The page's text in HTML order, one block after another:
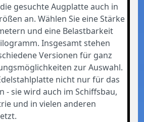
gesuchte Augplatte auch in
an. Wählen Sie eine Stärke
und eine Belastbarkeit
Insgesamt stehen
Versionen für ganz
zur Auswahl.
nicht nur für das
- sie wird auch im Schiffsbau,
und in vielen anderen